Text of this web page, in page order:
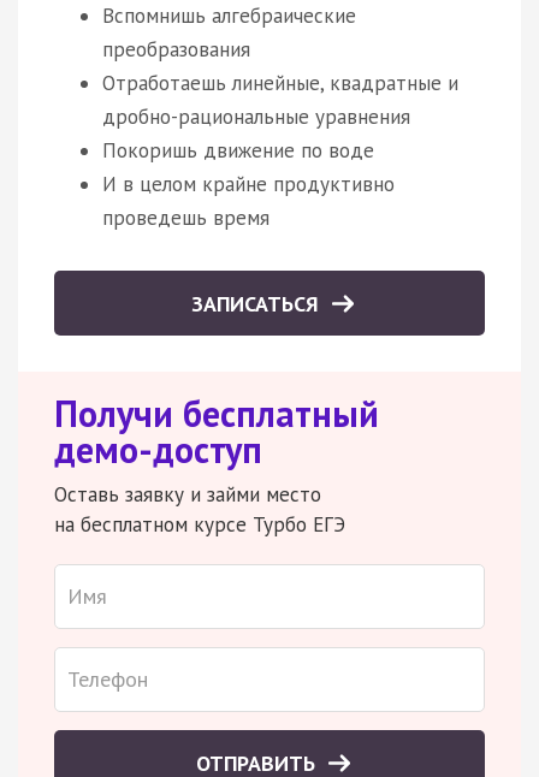
Вспомнишь алгебраические
преобразования
Отработаешь линейные, квадратные и
дробно-рациональные уравнения
Покоришь движение по воде
И в целом крайне продуктивно
проведешь время
ЗАПИСАТЬСЯ
Получи бесплатный
демо-доступ
Оставь заявку и займи место
на бесплатном курсе Турбо ЕГЭ
ОТПРАВИТЬ